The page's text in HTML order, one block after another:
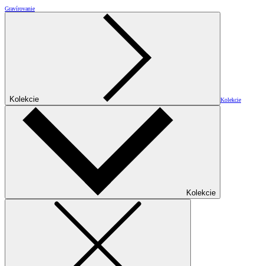
Gravírovanie
Kolekcie Kolekcie
Kolekcie